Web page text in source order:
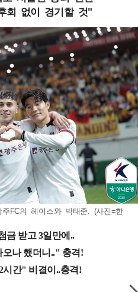
회 없이 경기할 것"
FC의 헤이스와 박태준. (사진=한